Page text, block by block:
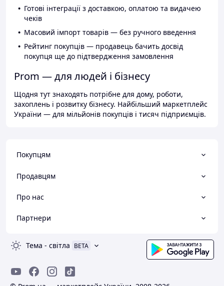
Готові інтеграції з доставкою, оплатою та видачею
чеків
Масовий імпорт товарів — без ручного введення
Рейтинг покупців — продавець бачить досвід
покупця ще до підтвердження замовлення
Prom — для людей і бізнесу
Щодня тут знаходять потрібне для дому, роботи,
захоплень і розвитку бізнесу. Найбільший маркетплейс
України — для мільйонів покупців і тисяч підприємців.
Покупцям
Продавцям
Про нас
Партнери
Тема - світла BETA